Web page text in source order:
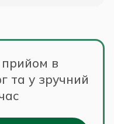
в
та у зручний